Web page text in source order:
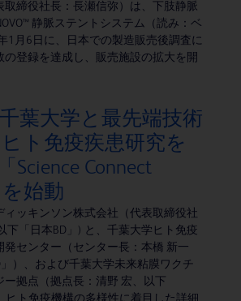
取締役社長：長瀬信弥）は、下肢静脈
静脈ステントシステム（読み：ベ
1月6日に、日本での製造販売後調査に
の登録を達成し、販売施設の拡大を開
葉大学と最先端技術
ト免疫疾患研究を
Science Connect
を始動
ィッキンソン株式会社（代表取締役社
下「日本BD」) と、千葉大学ヒト免疫
発センター（センター長：本橋 新一
」）、および千葉大学未来粘膜ワクチ
ー拠点（拠点長：清野 宏、以下
ヒト免疫機構の多様性に着目した詳細